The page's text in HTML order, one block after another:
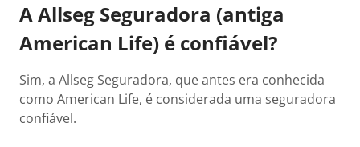
A Allseg Seguradora (antiga
American Life) é confiável?
Sim, a Allseg Seguradora, que antes era conhecida
como American Life, é considerada uma seguradora
confiável.